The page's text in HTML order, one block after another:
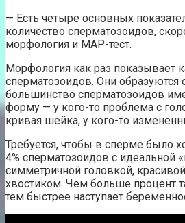
— Есть четыре основных
количество сперматозоидов,
морфология и МАР-тест.
Морфология как раз показывает
сперматозоидов. Они образуются
большинство сперматозоидов
форму — у кого-то проблема с
кривая шейка, у кого-то
Требуется, чтобы в сперме было
4% сперматозоидов с идеальной
симметричной головкой,
хвостиком. Чем больше процент
тем быстрее наступает